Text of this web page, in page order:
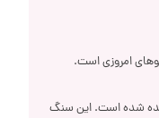
كنده شده است. اين سنگ